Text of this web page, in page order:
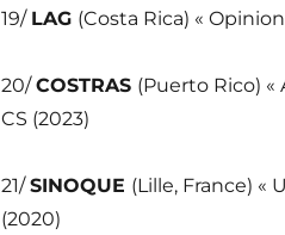
19/ LAG (Costa Rica) «
20/COSTRAS (Puerto Rico) «
CS (2023)
21/SINOQUE (Lille, France) «
(2020)